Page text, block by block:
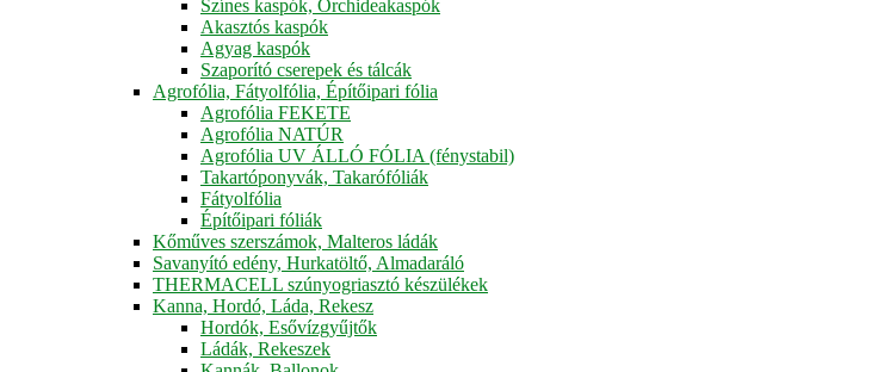
Színes kaspók, Orchideakaspók
Akasztós kaspók
Agyag kaspók
Szaporító cserepek és tálcák
Agrofólia, Fátyolfólia, Építőipari fólia
Agrofólia FEKETE
Agrofólia NATÚR
Agrofólia UV ÁLLÓ FÓLIA (fénystabil)
Takartóponyvák, Takarófóliák
Fátyolfólia
Építőipari fóliák
Kőműves szerszámok, Malteros ládák
Savanyító edény, Hurkatöltő, Almadaráló
THERMACELL szúnyogriasztó készülékek
Kanna, Hordó, Láda, Rekesz
Hordók, Esővízgyűjtők
Ládák, Rekeszek